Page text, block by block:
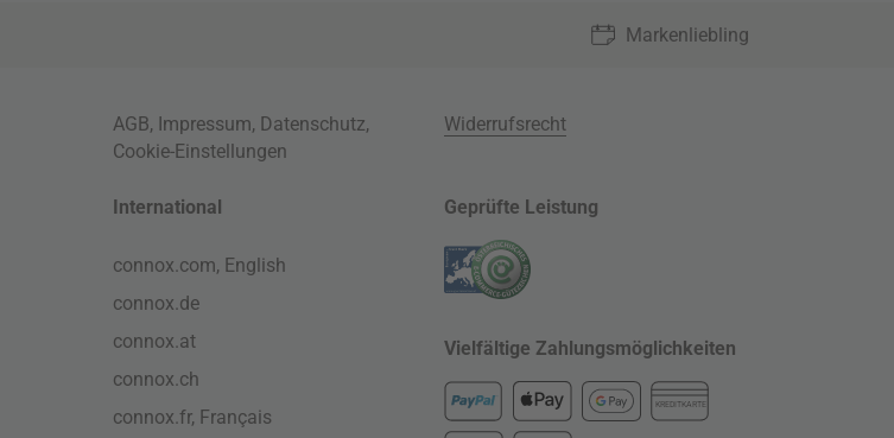
Markenliebling
AGB, Impressum, Datenschutz,
Cookie-Einstellungen
Widerrufsrecht
International
connox.com, English
connox.de
connox.at
connox.ch
connox.fr, Français
Geprüfte Leistung
Vielfältige Zahlungsmöglichkeiten
KREDITKARTE